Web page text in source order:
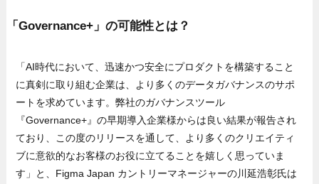
「Governance+」の可能性とは？
「AI時代において、迅速かつ安全にプロダクトを構築すること
に真剣に取り組む企業は、より多くのデータガバナンスのサポ
ートを求めています。弊社のガバナンスツール
『Governance+』の早期導入企業様からは良い結果が報告され
ており、この度のリリースを通して、より多くのクリエイティ
ブに意欲的なお客様のお役に立てることを嬉しく思っていま
す」と、Figma Japan カントリーマネージャーの川延浩彰氏は